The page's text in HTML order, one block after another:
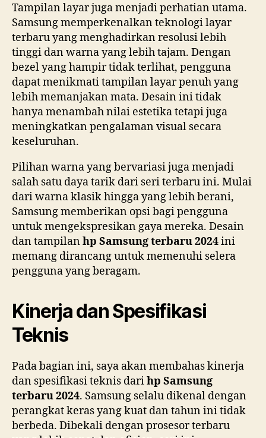
Tampilan layar juga menjadi perhatian utama.
Samsung memperkenalkan teknologi layar
terbaru yang menghadirkan resolusi lebih
tinggi dan warna yang lebih tajam. Dengan
bezel yang hampir tidak terlihat, pengguna
dapat menikmati tampilan layar penuh yang
lebih memanjakan mata. Desain ini tidak
hanya menambah nilai estetika tetapi juga
meningkatkan pengalaman visual secara
keseluruhan.
Pilihan warna yang bervariasi juga menjadi
salah satu daya tarik dari seri terbaru ini. Mulai
dari warna klasik hingga yang lebih berani,
Samsung memberikan opsi bagi pengguna
untuk mengekspresikan gaya mereka. Desain
dan tampilanhp Samsung terbaru 2024ini
memang dirancang untuk memenuhi selera
pengguna yang beragam.
Kinerja dan Spesifikasi
Teknis
Pada bagian ini, saya akan membahas kinerja
dan spesifikasi teknis darihp Samsung
terbaru 2024. Samsung selalu dikenal dengan
perangkat keras yang kuat dan tahun ini tidak
berbeda. Dibekali dengan prosesor terbaru